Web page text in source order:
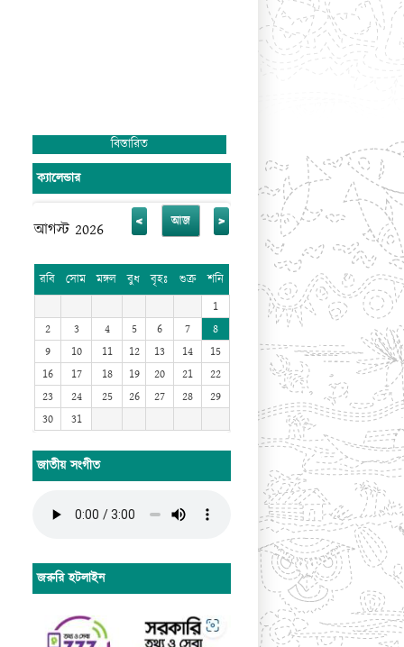
বিস্তারিত
ক্যালেন্ডার
আগস্ট 2026 < আজ >
রবি সোম মঙ্গল বুধ বৃহঃ শুক্র
শনি
1
2
3 4 5 6 7
8
9
10 11 12 13 14
15
16
17 18 19 20 21
22
23
24 25 26 27 28
29
30
31
জাতীয় সংগীত
জরুরি হটলাইন